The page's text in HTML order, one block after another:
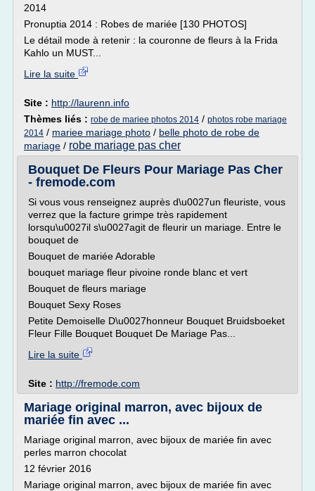
2014
Pronuptia 2014 : Robes de mariée [130 PHOTOS]
Le détail mode à retenir : la couronne de fleurs à la Frida
Kahlo un MUST...
Lire la suite
Site : http://laurenn.info
Thèmes liés : robe de mariee photos 2014 / photos robe mariage
2014 / mariee mariage photo / belle photo de robe de
mariage / robe mariage pas cher
Bouquet De Fleurs Pour Mariage Pas Cher
- fremode.com
Si vous vous renseignez auprès d\u0027un fleuriste, vous
verrez que la facture grimpe très rapidement
lorsqu\u0027il s\u0027agit de fleurir un mariage. Entre le
bouquet de
Bouquet de mariée Adorable
bouquet mariage fleur pivoine ronde blanc et vert
Bouquet de fleurs mariage
Bouquet Sexy Roses
Petite Demoiselle D\u0027honneur Bouquet Bruidsboeket
Fleur Fille Bouquet Bouquet De Mariage Pas...
Lire la suite
Site : http://fremode.com
Mariage original marron, avec bijoux de
mariée fin avec ...
Mariage original marron, avec bijoux de mariée fin avec
perles marron chocolat
12 février 2016
Mariage original marron, avec bijoux de mariée fin avec